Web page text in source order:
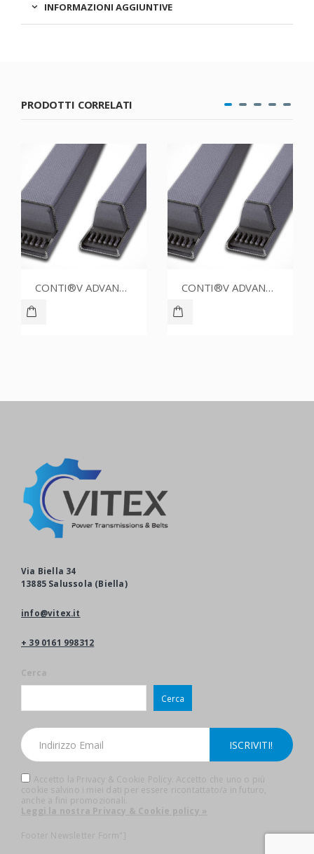
INFORMAZIONI AGGIUNTIVE
PRODOTTI CORRELATI
CONTI®V ADVANCE SPZ1387CR CONTI®V ADVANCE SPZ1337CR
Via Biella 34
13885 Salussola (Biella)
info@vitex.it
+ 39 0161 998312
Cerca
Cerca
Accetto la Privacy & Cookie Policy. Accetto che uno o più
cookie salvino i miei dati per essere ricontattato/a in futuro,
anche a fini promozionali.
Leggi la nostra Privacy & Cookie policy »
Footer Newsletter Form"]